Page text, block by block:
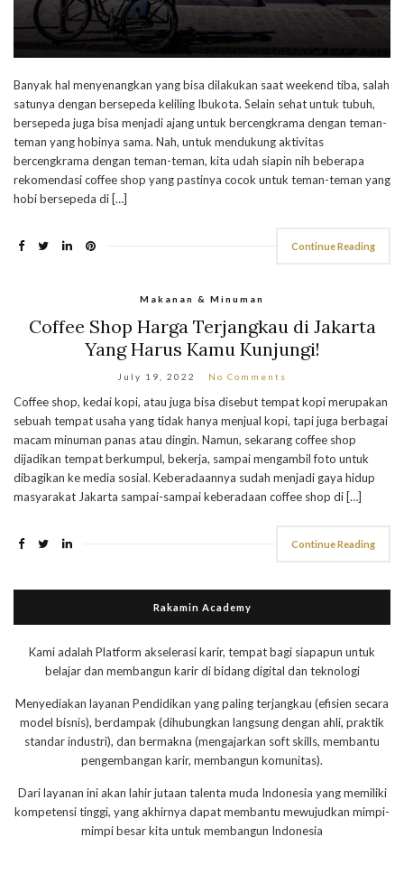
Banyak hal menyenangkan yang bisa dilakukan saat weekend tiba, salah
satunya dengan bersepeda keliling Ibukota. Selain sehat untuk tubuh,
bersepeda juga bisa menjadi ajang untuk bercengkrama dengan teman-
teman yang hobinya sama. Nah, untuk mendukung aktivitas
bercengkrama dengan teman-teman, kita udah siapin nih beberapa
rekomendasi coffee shop yang pastinya cocok untuk teman-teman yang
hobi bersepeda di […]
Continue Reading
Makanan & Minuman
Coffee Shop Harga Terjangkau di Jakarta
Yang Harus Kamu Kunjungi!
July 19, 2022 No Comments
Coffee shop, kedai kopi, atau juga bisa disebut tempat kopi merupakan
sebuah tempat usaha yang tidak hanya menjual kopi, tapi juga berbagai
macam minuman panas atau dingin. Namun, sekarang coffee shop
dijadikan tempat berkumpul, bekerja, sampai mengambil foto untuk
dibagikan ke media sosial. Keberadaannya sudah menjadi gaya hidup
masyarakat Jakarta sampai-sampai keberadaan coffee shop di […]
Continue Reading
Rakamin Academy
Kami adalah Platform akselerasi karir, tempat bagi siapapun untuk
belajar dan membangun karir di bidang digital dan teknologi
Menyediakan layanan Pendidikan yang paling terjangkau (efisien secara
model bisnis), berdampak (dihubungkan langsung dengan ahli, praktik
standar industri), dan bermakna (mengajarkan soft skills, membantu
pengembangan karir, membangun komunitas).
Dari layanan ini akan lahir jutaan talenta muda Indonesia yang memiliki
kompetensi tinggi, yang akhirnya dapat membantu mewujudkan mimpi-
mimpi besar kita untuk membangun Indonesia